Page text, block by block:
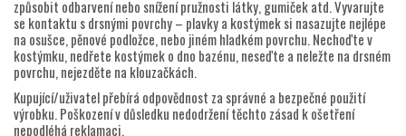
způsobit odbarvení nebo snížení pružnosti látky, gumiček atd. Vyvarujte
se kontaktu s drsnými povrchy – plavky a kostýmek si nasazujte nejlépe
na osušce, pěnové podložce, nebo jiném hladkém povrchu. Nechoďte v
kostýmku, nedřete kostýmek o dno bazénu, neseďte a neležte na drsném
povrchu, nejezděte na klouzačkách.
Kupující/uživatel přebírá odpovědnost za správné a bezpečné použití
výrobku. Poškození v důsledku nedodržení těchto zásad k ošetření
nepodléhá reklamaci.